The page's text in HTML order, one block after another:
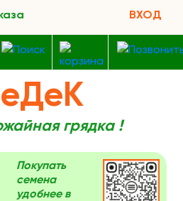
ВХОД
грядка !
Покупать
семена
удобнее в